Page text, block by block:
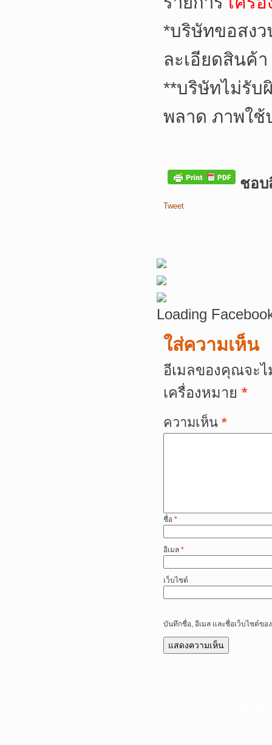
*บริษัทขอสงว
ละเอียดสินค้
**บริษัทไม่รับ
พลาด ภาพใ
ชอบ
Tweet
Loading
ใส่ความเห็น
อีเมลของคุณจะ
เครื่องหมาย *
ความเห็น *
ชื่อ *
อีเมล *
เว็บไซต์
บันทึกชื่อ, อีเมล และชื่อเว็บไซต์ขอ